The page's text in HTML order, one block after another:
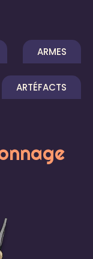
ARMES
ARTÉFACTS